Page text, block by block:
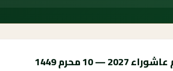
2027 — 10 محرم 1449